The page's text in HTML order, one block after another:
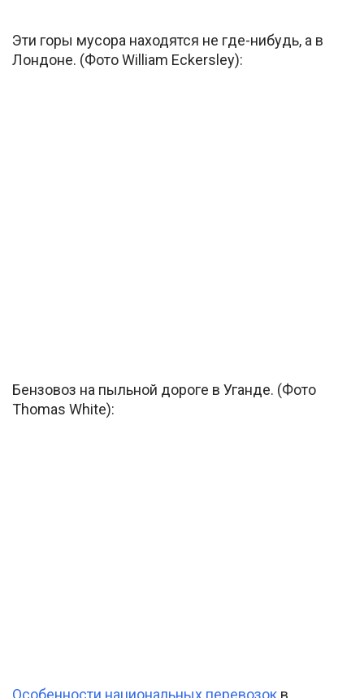
Эти горы мусора находятся не где-нибудь, а в
Лондоне. (Фото William Eckersley):
Бензовоз на пыльной дороге в Уганде. (Фото
Thomas White):
Особенности национальных перевозок в